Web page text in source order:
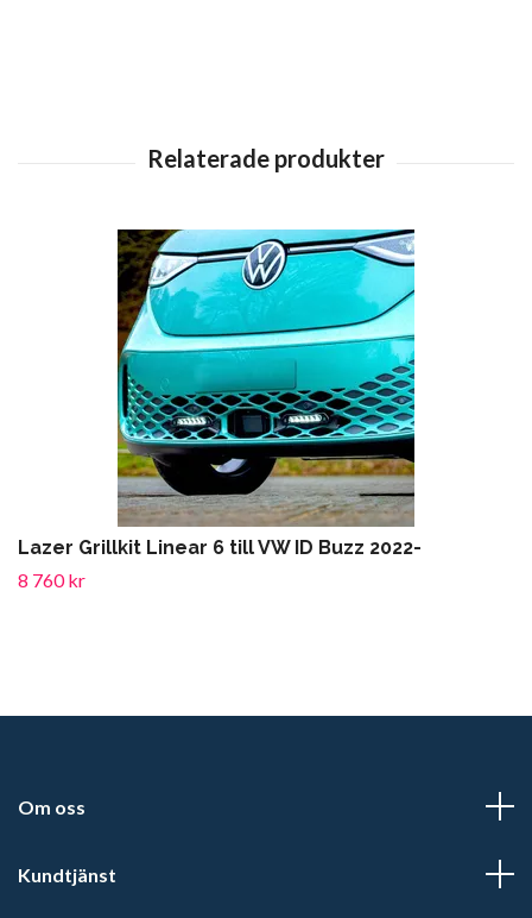
Lazer Grillkit Linear 6 till VW ID Buzz 2022-
8 760 kr
Om oss
Kundtjänst